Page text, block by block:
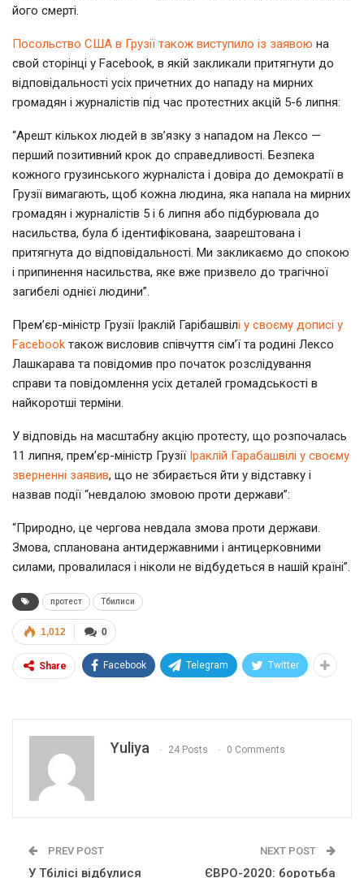
його смерті.
Посольство США в Грузії також виступило із заявою на
свой сторінці у Facebook, в якій закликали притягнути до
відповідальності усіх причетних до нападу на мирних
громадян і журналістів під час протестних акцій 5-6 липня:
“Арешт кількох людей в зв’язку з нападом на Лексо —
перший позитивний крок до справедливості. Безпека
кожного грузинського журналіста і довіра до демократії в
Грузії вимагають, щоб кожна людина, яка напала на мирних
громадян і журналістів 5 і 6 липня або підбурювала до
насильства, була б ідентифікована, заарештована і
притягнута до відповідальності. Ми закликаємо до спокою
і припинення насильства, яке вже призвело до трагічної
загибелі однієї людини”.
Прем’єр-міністр Грузії Іраклій Гарібашвілі у своєму дописі у
Facebook також висловив співчуття сім’ї та родині Лексо
Лашкарава та повідомив про початок розслідування
справи та повідомлення усіх деталей громадськості в
найкоротші терміни.
У відповідь на масштабну акцію протесту, що розпочалась
11 липня, прем’єр-міністр Грузії Іраклій Гарабашвілі у своєму
зверненні заявив, що не збирається йти у відставку і
назвав події “невдалою змовою проти держави”:
“Природно, це чергова невдала змова проти держави.
Змова, спланована антидержавними і антицерковними
силами, провалилася і ніколи не відбудеться в нашій країні”.
протест Тбилиси
0
1,012
Share Facebook Telegram Twitter
Yuliya 24 Posts 0 Comments
PREV POST
У Тбілісі відбулися
NEXT POST
ЄВРО-2020: боротьба